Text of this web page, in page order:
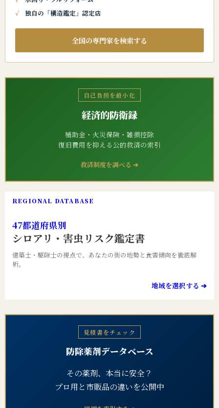
独自の「構造鑑定」認定店
全国の専門家を検索する
自己負担を最小化
経済的防衛録
補助金・火災保険・雑損控除
復旧費用を抑える公的救済の索引
救済制度を調べる ➔
REGIONAL DATABASE
47都道府県別
シロアリ・害虫リスク鑑定書
建築士・駆除士の視点で、あなたの街の地勢と食害傾向を徹底解
析。
地域を選択する ➔
見積書をチェック
防除薬剤データベース
その薬剤、本当に安全？
プロ用と市販品の違いを公開中